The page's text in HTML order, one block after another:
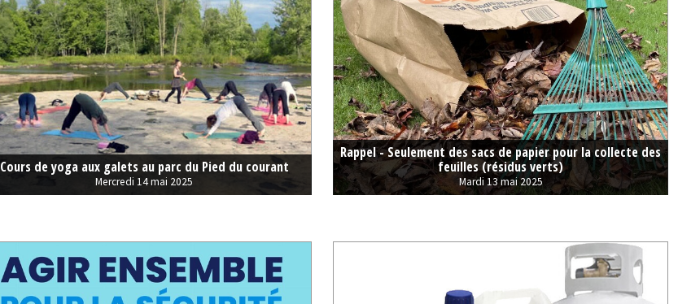
Cours de yoga aux galets au parc du Pied du courant
Mercredi 14 mai 2025
Rappel - Seulement des sacs de papier pour la collecte des
feuilles (résidus verts)
Mardi 13 mai 2025